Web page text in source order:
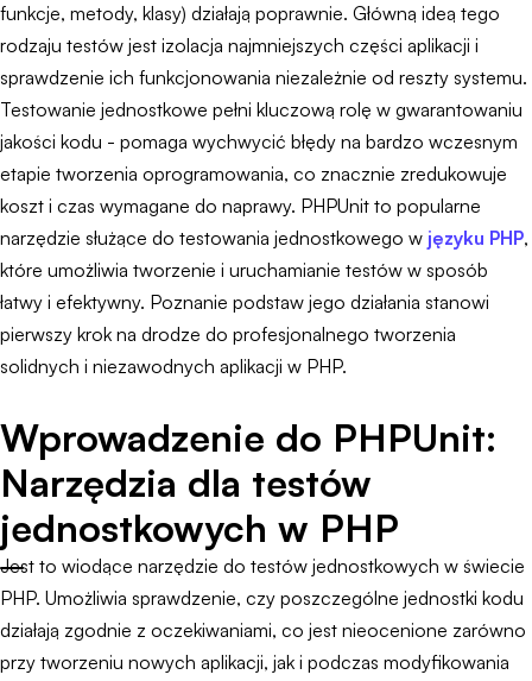
funkcje, metody, klasy) działają poprawnie. Główną ideą tego
rodzaju testów jest izolacja najmniejszych części aplikacji i
sprawdzenie ich funkcjonowania niezależnie od reszty systemu.
Testowanie jednostkowe pełni kluczową rolę w gwarantowaniu
jakości kodu - pomaga wychwycić błędy na bardzo wczesnym
etapie tworzenia oprogramowania, co znacznie zredukowuje
koszt i czas wymagane do naprawy. PHPUnit to popularne
narzędzie służące do testowania jednostkowego w języku PHP,
które umożliwia tworzenie i uruchamianie testów w sposób
łatwy i efektywny. Poznanie podstaw jego działania stanowi
pierwszy krok na drodze do profesjonalnego tworzenia
solidnych i niezawodnych aplikacji w PHP.
Wprowadzenie do PHPUnit:
Narzędzia dla testów
jednostkowych w PHP
Jest to wiodące narzędzie do testów jednostkowych w świecie
PHP. Umożliwia sprawdzenie, czy poszczególne jednostki kodu
działają zgodnie z oczekiwaniami, co jest nieocenione zarówno
przy tworzeniu nowych aplikacji, jak i podczas modyfikowania